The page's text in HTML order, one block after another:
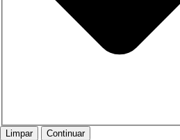
Limpar Continuar